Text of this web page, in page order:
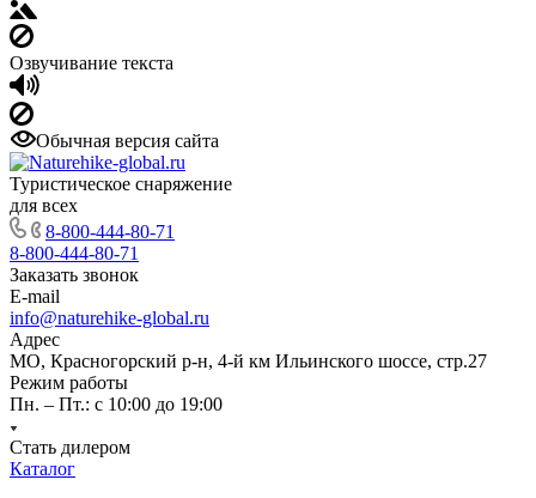
Озвучивание текста
Обычная версия сайта
Туристическое снаряжение
для всех
8-800-444-80-71
8-800-444-80-71
Заказать звонок
E-mail
info@naturehike-global.ru
Адрес
МО, Красногорский р-н, 4-й км Ильинского шоссе, стр.27
Режим работы
Пн. – Пт.: с 10:00 до 19:00
Стать дилером
Каталог